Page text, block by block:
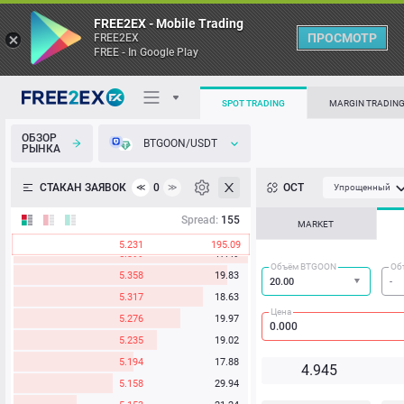
Heatmap
База знаний
SPOT TRADING MARGIN TRADING
ОБЗОР
РЫНКА
BTGOON/USDT
СТАКАН ЗАЯВОК ≪ 0 ≫
Spread: 155
5.231 195.09
5.399
17.49
5.358
19.83
5.317
18.63
5.276
19.97
5.235
19.02
5.194
17.88
5.158
29.94
ОСТ Упрощенный
MARKET
Объём BTGOON
Цена
4.945
FREE2EX - Mobile Trading
FREE2EX
FREE - In Google Play
ПРОСМОТР